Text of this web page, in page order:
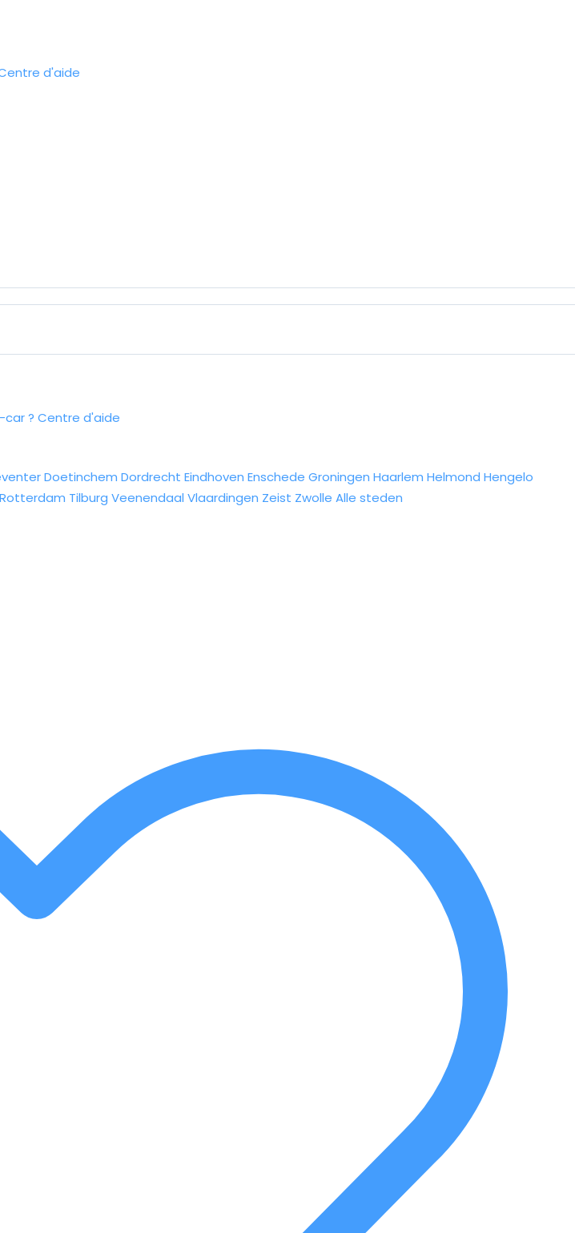
d'aide
? Centre d'aide
Doetinchem Dordrecht Eindhoven Enschede Groningen Haarlem Helmond Hengelo
Rotterdam Tilburg Veenendaal Vlaardingen Zeist Zwolle Alle steden